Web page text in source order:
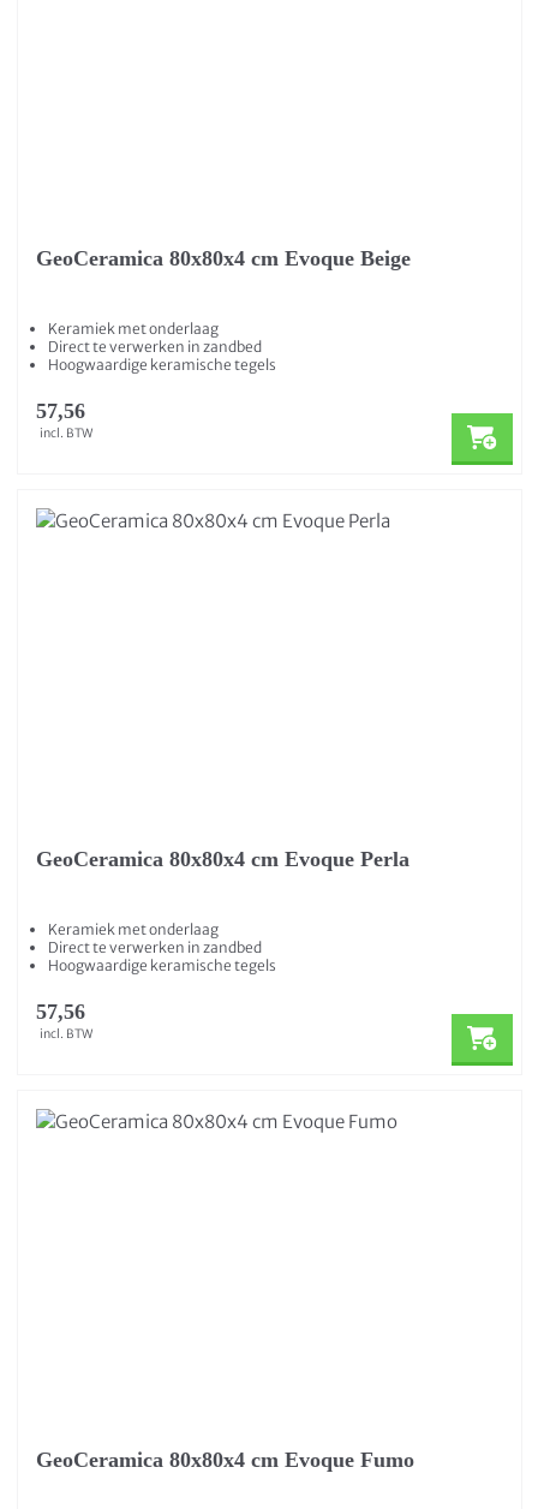
GeoCeramica 80x80x4 cm Evoque Beige
Keramiek met onderlaag
Direct te verwerken in zandbed
Hoogwaardige keramische tegels
57,56
incl. BTW
GeoCeramica 80x80x4 cm Evoque Perla
Keramiek met onderlaag
Direct te verwerken in zandbed
Hoogwaardige keramische tegels
57,56
incl. BTW
GeoCeramica 80x80x4 cm Evoque Fumo